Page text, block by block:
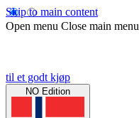
Skip to main content
Open menu Close main menu
til et godt kjøp
NO Edition